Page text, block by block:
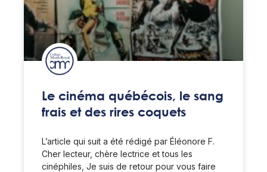
Le cinéma québécois, le sang
frais et des rires coquets
L’article qui suit a été rédigé par Éléonore F.
Cher lecteur, chère lectrice et tous les
cinéphiles, Je suis de retour pour vous faire